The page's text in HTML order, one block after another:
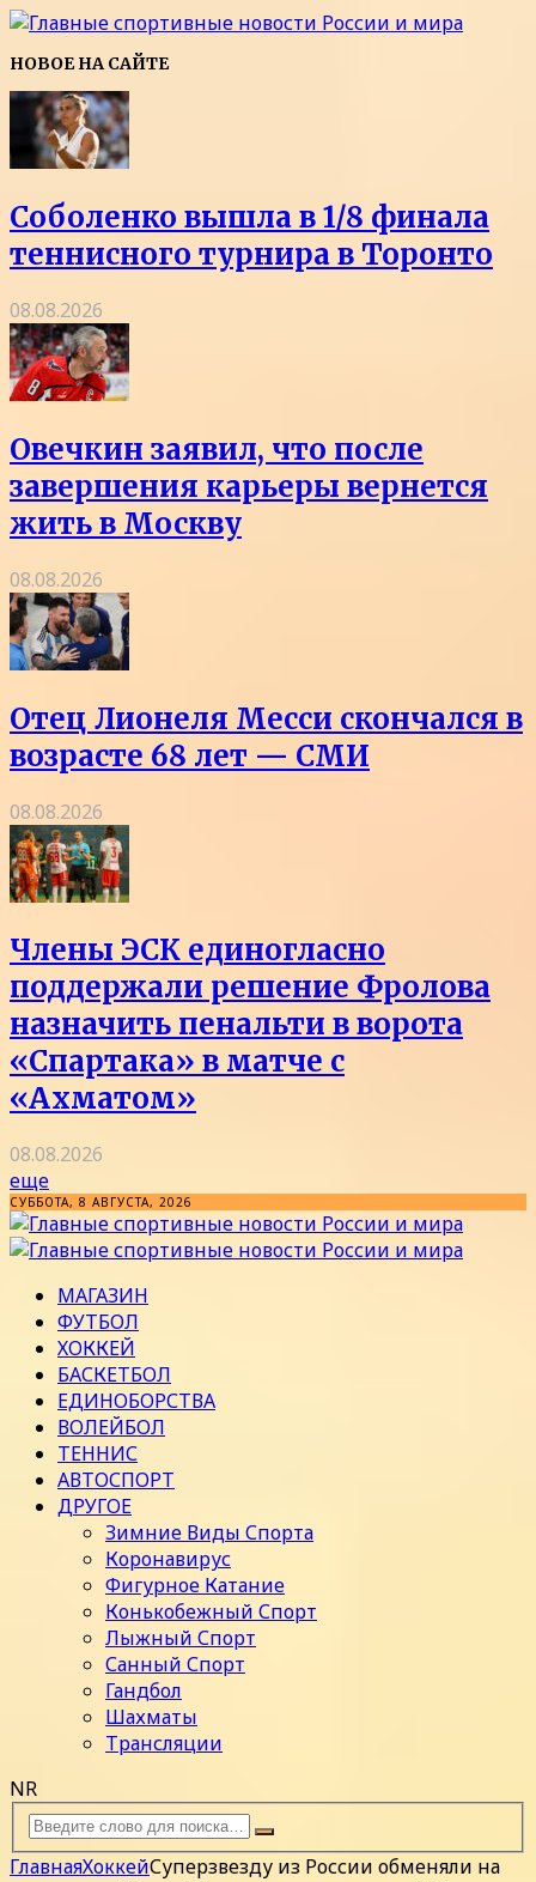
НОВОЕ НА САЙТЕ
Соболенко вышла в 1/8 финала
теннисного турнира в Торонто
08.08.2026
Овечкин заявил, что после
завершения карьеры вернется
жить в Москву
08.08.2026
Отец Лионеля Месси скончался в
возрасте 68 лет — СМИ
08.08.2026
Члены ЭСК единогласно
поддержали решение Фролова
назначить пенальти в ворота
«Спартака» в матче с
«Ахматом»
08.08.2026
еще
СУББОТА, 8 АВГУСТА, 2026
МАГАЗИН
ФУТБОЛ
ХОККЕЙ
БАСКЕТБОЛ
ЕДИНОБОРСТВА
ВОЛЕЙБОЛ
ТЕННИС
АВТОСПОРТ
ДРУГОЕ
Зимние Виды Спорта
Коронавирус
Фигурное Катание
Конькобежный Спорт
Лыжный Спорт
Санный Спорт
Гандбол
Шахматы
Трансляции
NR
ГлавнаяХоккейСуперзвезду из России обменяли на